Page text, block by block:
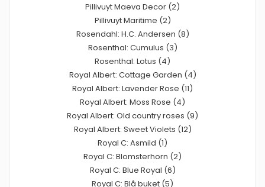
Pillivuyt Maeva Decor (2)
Pillivuyt Maritime (2)
Rosendahl: H.C. Andersen (8)
Rosenthal: Cumulus (3)
Rosenthal: Lotus (4)
Royal Albert: Cottage Garden (4)
Royal Albert: Lavender Rose (11)
Royal Albert: Moss Rose (4)
Royal Albert: Old country roses (9)
Royal Albert: Sweet Violets (12)
Royal C: Asmild (1)
Royal C: Blomsterhorn (2)
Royal C: Blue Royal (6)
Royal C: Blå buket (5)